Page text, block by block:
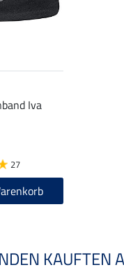
Iva
27
KAUFTEN